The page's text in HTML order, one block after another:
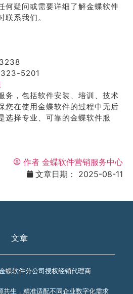
何疑问或需要详细了解金蝶软件
联系我们。
5201
务，包括软件安装、培训、技术
您在使用金蝶软件的过程中无后
选择专业、可靠的金蝶软件服
作者 金蝶软件营销服务中心
文章日期：
2025-08-11
文章
蝶软件分公司授权经销代理商
共生，精准适配不同企业数字化需求